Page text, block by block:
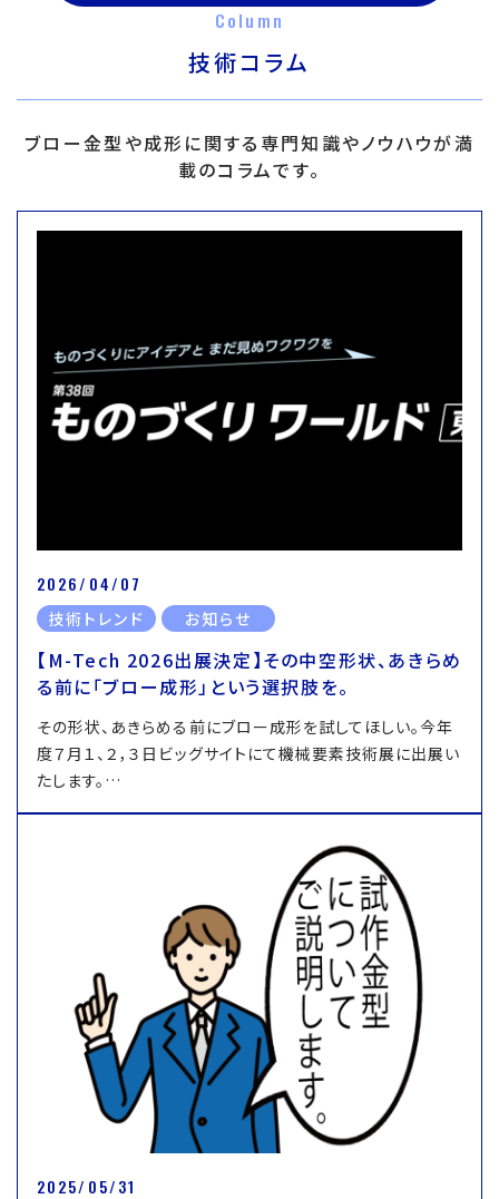
Column
技術コラム
ブロー金型や成形に関する専門知識やノウハウが満
載のコラムです。
2026/04/07
技術トレンド お知らせ
【M-Tech 2026出展決定】その中空形状、あきらめ
る前に「ブロー成形」という選択肢を。
その形状、あきらめる前にブロー成形を試してほしい。今年
度７月１、２，３日ビッグサイトにて機械要素技術展に出展い
たします。…
2025/05/31